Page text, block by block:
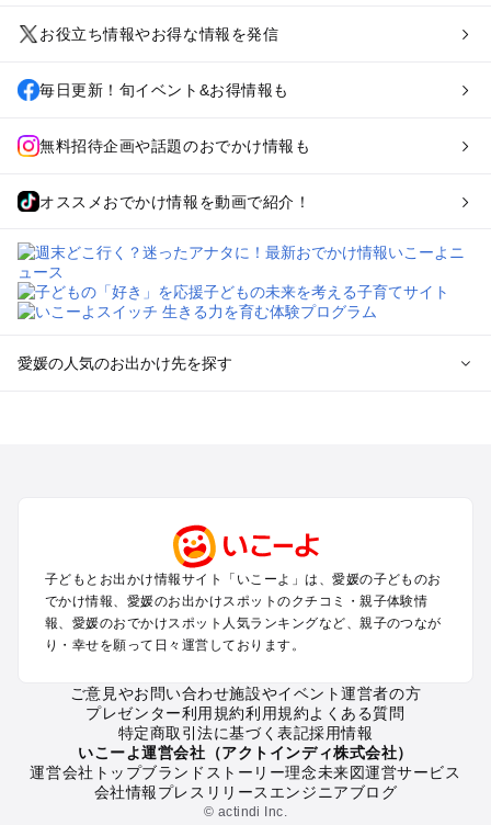
お役立ち情報やお得な情報を発信
毎日更新！旬イベント&お得情報も
無料招待企画や話題のおでかけ情報も
オススメおでかけ情報を動画で紹介！
愛媛の人気のお出かけ先を探す
西条・新居浜・東予・石鎚山のプールお出かけ
愛媛の定番お出かけスポット
愛媛の遊園地
愛媛の動物園
愛媛の釣り
愛媛の牧場
愛媛のプール
愛媛のアスレチック
愛媛の公園・総合公園
子どもとお出かけ情報サイト「いこーよ」は、愛媛の子どものお
でかけ情報、愛媛のお出かけスポットのクチコミ・親子体験情
報、愛媛のおでかけスポット人気ランキングなど、親子のつなが
り・幸せを願って日々運営しております。
ご意見やお問い合わせ施設やイベント運営者の方
プレゼンター利用規約利用規約よくある質問
特定商取引法に基づく表記採用情報
いこーよ運営会社（アクトインディ株式会社）
運営会社トップブランドストーリー理念未来図運営サービス
会社情報プレスリリース エンジニアブログ
© actindi Inc.